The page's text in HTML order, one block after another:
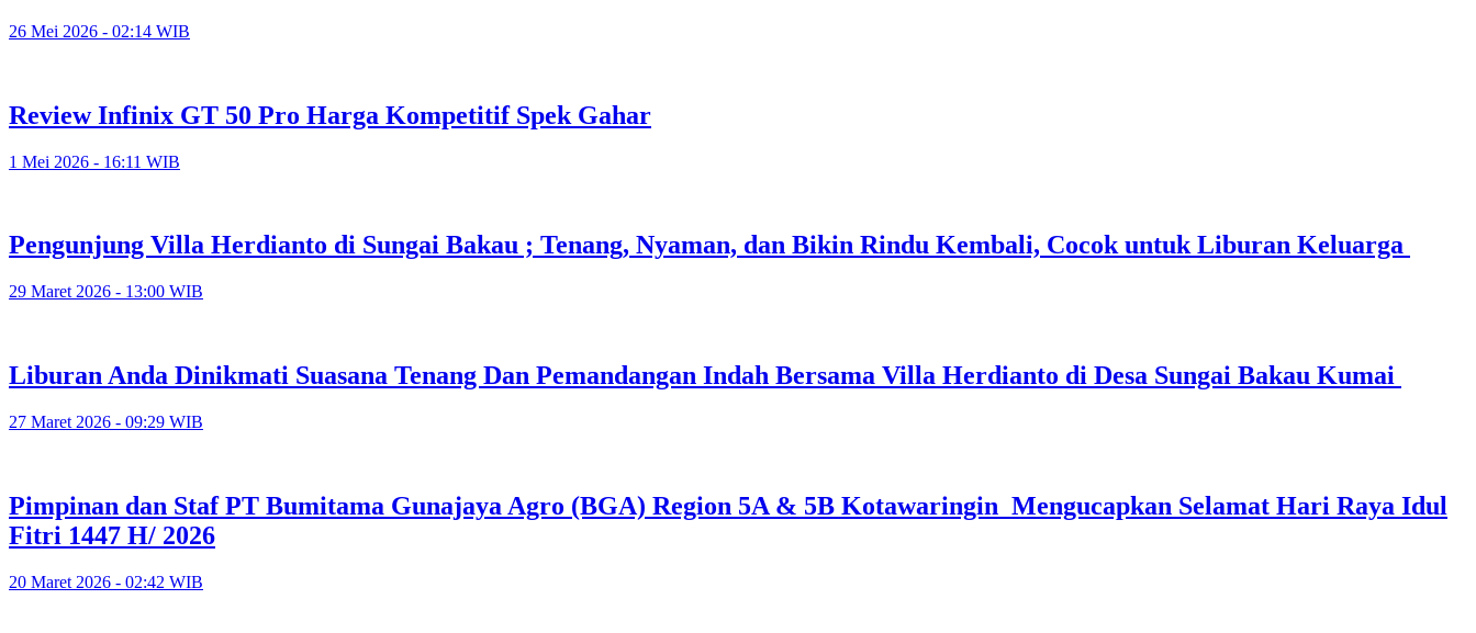
26 Mei 2026 - 02:14 WIB
Review Infinix GT 50 Pro Harga Kompetitif Spek Gahar
1 Mei 2026 - 16:11 WIB
Pengunjung Villa Herdianto di Sungai Bakau ; Tenang, Nyaman, dan Bikin Rindu Kembali, Cocok untuk Liburan Keluarga
29 Maret 2026 - 13:00 WIB
Liburan Anda Dinikmati Suasana Tenang Dan Pemandangan Indah Bersama Villa Herdianto di Desa Sungai Bakau Kumai
27 Maret 2026 - 09:29 WIB
Pimpinan dan Staf PT Bumitama Gunajaya Agro (BGA) Region 5A & 5B Kotawaringin Mengucapkan Selamat Hari Raya Idul
Fitri 1447 H/ 2026
20 Maret 2026 - 02:42 WIB